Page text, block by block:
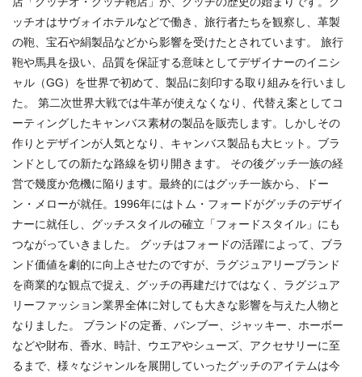
ッチオはサヴォイホテルなどで働き、旅行者たちを観察し、革製
の鞄、宝石や絹製品などから影響を受けたとされています。 旅行
鞄や馬具を扱い、品質を保証する意味としてデザイナーのイニシ
ャル（GG）を世界で初めて、製品に刻印する取り組みを行いまし
た。 第二次世界大戦では牛革が使えなくなり、代替え案としてコ
ーティングしたキャンバス素材の製品を販売します。しかしその
作りとデザインが人気となり、キャンバス製品も大ヒット。ブラ
ンドとしての新たな路線を切り開きます。 その後グッチ一族の経
営で幾度か危機に陥ります。最終的にはグッチ一族から、ドー
ン・メローが就任。1996年にはトム・フォードがグッチのデザイ
ナーに就任し、グッチスタイルの確立「フォードスタイル」にも
つながっていきました。 グッチはフォードの活躍によって、ブラ
ンド価値を劇的に向上させたのですが、ラグジュアリーブランド
を商業的な観点で捉え、グッチの再建だけではなく、ラグジュア
リーファッション業界全体に対しても大きな影響を与えた人物と
なりました。 ブランドの定番、バンブー、ジャッキー、ホーボー
などや財布、香水、時計、ウエアやシューズ、アクセサリーに至
るまで、様々なジャンルを展開していったグッチのアイテムは今